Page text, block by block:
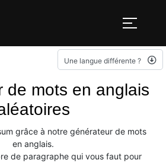
Une langue différente ?
de mots en anglais
grâce à notre générateur de mots
en anglais.
de paragraphe qui vous faut pour